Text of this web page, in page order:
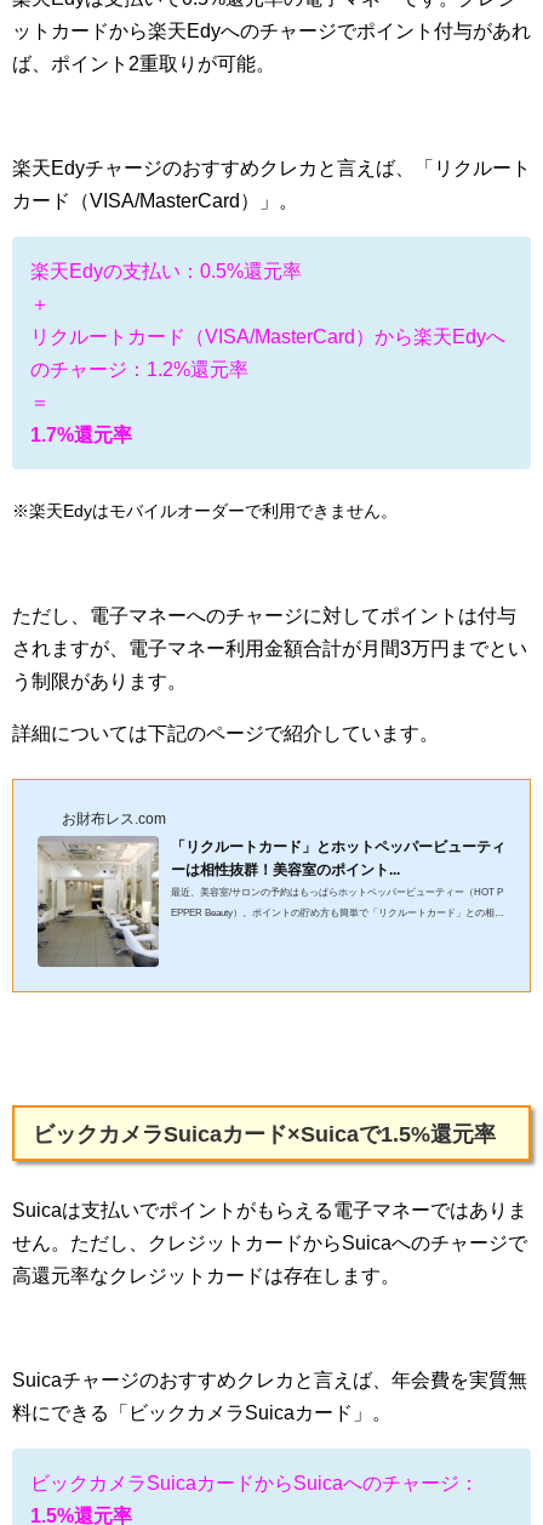
ットカードから楽天Edyへのチャージでポイント付与があれ
ば、ポイント2重取りが可能。
楽天Edyチャージのおすすめクレカと言えば、「リクルート
カード（VISA/MasterCard）」。
楽天Edyの支払い：0.5%還元率
＋
リクルートカード（VISA/MasterCard）から楽天Edyへ
のチャージ：1.2%還元率
＝
1.7%還元率
※楽天Edyはモバイルオーダーで利用できません。
ただし、電子マネーへのチャージに対してポイントは付与
されますが、電子マネー利用金額合計が月間3万円までとい
う制限があります。
詳細については下記のページで紹介しています。
お財布レス.com
「リクルートカード」とホットペッパービューティ
ーは相性抜群！美容室のポイント...
最近、美容室/サロンの予約はもっぱらホットペッパービューティー（HOT P
EPPER Beauty）。ポイントの貯め方も簡単で「リクルートカード」との相性
ビックカメラSuicaカード×Suicaで1.5%還元率
Suicaは支払いでポイントがもらえる電子マネーではありま
せん。ただし、クレジットカードからSuicaへのチャージで
高還元率なクレジットカードは存在します。
Suicaチャージのおすすめクレカと言えば、年会費を実質無
料にできる「ビックカメラSuicaカード」。
ビックカメラSuicaカードからSuicaへのチャージ：
1.5%還元率